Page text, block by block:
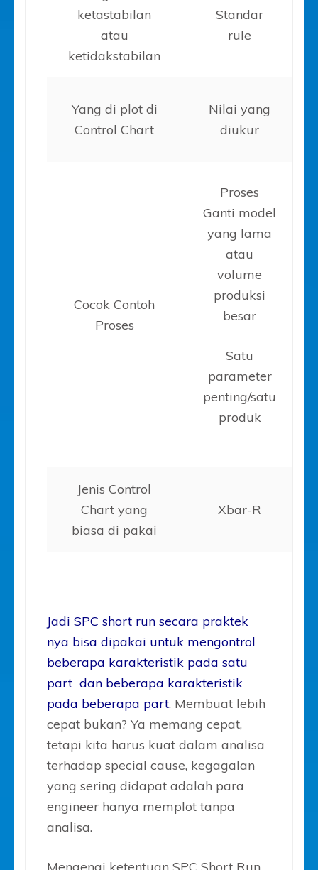
ketastabilan
atau
ketidakstabilan
Standar
rule
Yang di plot di
Control Chart
Nilai yang
diukur
Cocok Contoh
Proses
Proses
Ganti model
yang lama
atau
volume
produksi
besar
Satu
parameter
penting/satu
produk
Jenis Control
Chart yang
biasa di pakai
Xbar-R
Jadi SPC short run secara praktek
nya bisa dipakai untuk mengontrol
beberapa karakteristik pada satu
part dan beberapa karakteristik
pada beberapa part. Membuat lebih
cepat bukan? Ya memang cepat,
tetapi kita harus kuat dalam analisa
terhadap special cause, kegagalan
yang sering didapat adalah para
engineer hanya memplot tanpa
analisa.